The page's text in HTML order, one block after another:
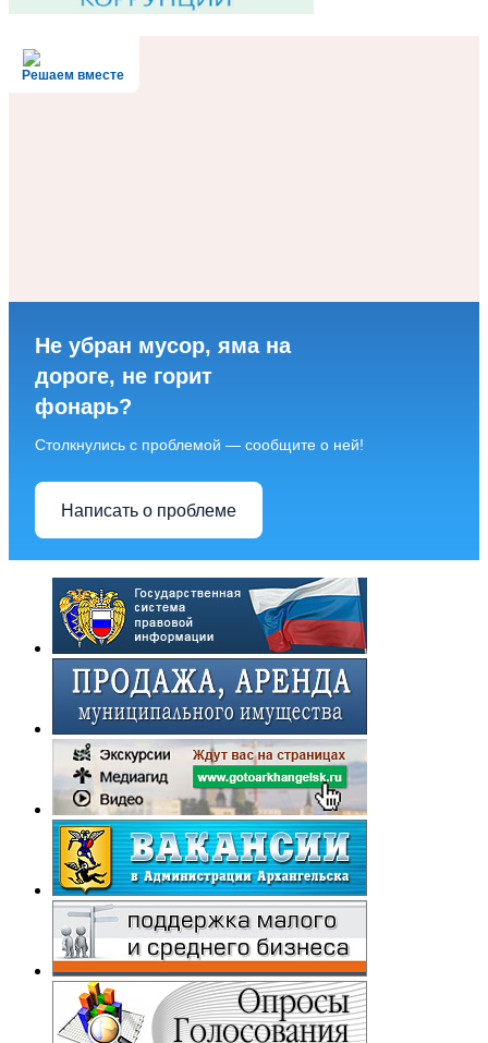
Решаем вместе
Не убран мусор, яма на
дороге, не горит
фонарь?
Столкнулись с проблемой — сообщите о ней!
Написать о проблеме